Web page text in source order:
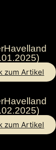
zum Artikel
zum Artikel